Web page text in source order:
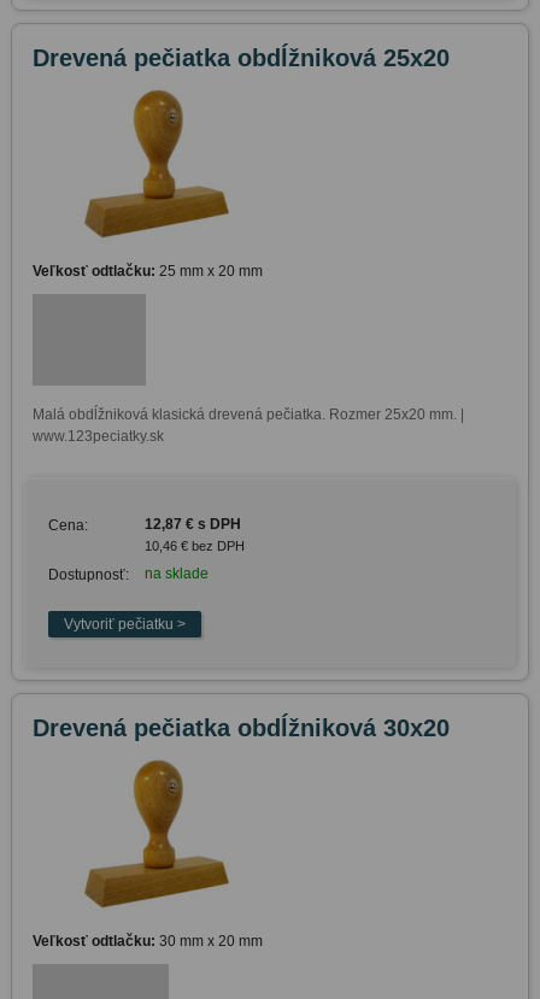
Drevená pečiatka obdĺžniková 25x20
Veľkosť odtlačku: 25 mm x 20 mm
Malá obdĺžniková klasická drevená pečiatka. Rozmer 25x20 mm. |
www.123peciatky.sk
Cena: 12,87 € s DPH
10,46 € bez DPH
Dostupnosť: na sklade
Drevená pečiatka obdĺžniková 30x20
Veľkosť odtlačku: 30 mm x 20 mm